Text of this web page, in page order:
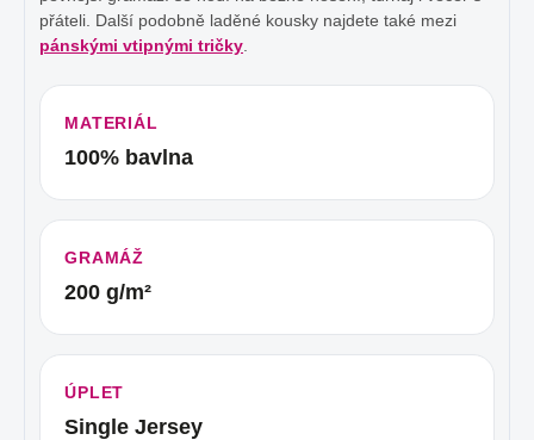
přáteli. Další podobně laděné kousky najdete také mezi
pánskými vtipnými tričky
MATERIÁL
100% bavlna
GRAMÁŽ
200 g/m²
ÚPLET
Single Jersey